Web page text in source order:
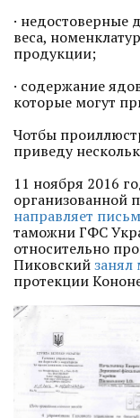
· недостоверные
веса,
продукции;
· содержание
которые могут
Чотбы
приведу
11 ноября 2016
организованной
направляет
таможни ГФС
относительно
Пиковскийзанял
протекции